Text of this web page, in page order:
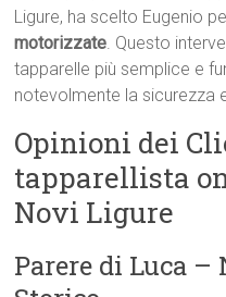
Ligure, ha scelto Eugenio
motorizzate. Questo
tapparelle più semplice e
notevolmente la sicurezza
Opinioni dei
tapparellista
Novi Ligure
Parere di Luca –